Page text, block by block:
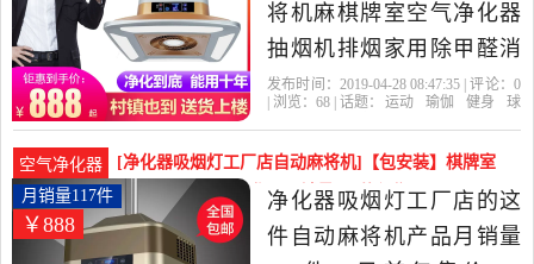
将机麻棋牌室空气净化器
抽烟机排烟家用除甲醛消
烟吸烟宝灯是2019年将盟
球迷用品当中性价比很高
的自动麻将机，由浙江 杭
州发货。
发布时间：2019-04-28 08:47:35 | 评论： 0
| 浏览： 68 | 话题： 运动 瑜伽 健身
球
空气净化器
[净化器吸烟灯工厂店自动麻将机]【包安装】棋牌室
吸烟灯家用空气净化器月销量117件仅售888元
￥888
月销量117件
净化器吸烟灯工厂店的这
件自动麻将机产品月销量